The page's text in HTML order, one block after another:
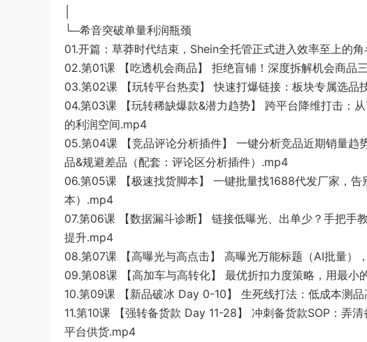
└─希音突破单量利润瓶颈
01.开篇：草莽时代结束，Shein全托管正式进入效率至上的
02.第01课 【吃透机会商品】 拒绝盲铺！深度拆解机会商品
03.第02课 【玩转平台热卖】 快速打爆链接：板块专属选品
04.第03课 【玩转稀缺爆款&潜力趋势】 跨平台降维打击：
的利润空间.mp4
05.第04课 【竞品评论分析插件】 一键分析竞品近期销量
品&规避差品（配套：评论区分析插件）.mp4
06.第05课 【极速找货脚本】 一键批量找1688代发厂家，
本）.mp4
07.第06课 【数据漏斗诊断】 链接低曝光、出单少？手把手
提升.mp4
08.第07课 【高曝光与高点击】 高曝光万能标题（AI批量）
09.第08课 【高加车与高转化】 最优折扣力度策略，用最
10.第09课 【新品破冰 Day 0-10】 生死线打法：低成本测
11.第10课 【强转备货款 Day 11-28】 冲刺备货款SOP：弄
平台供货.mp4